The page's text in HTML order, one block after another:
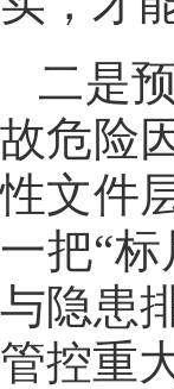
二是
故危险
性文件
一把“
与隐患
管控重